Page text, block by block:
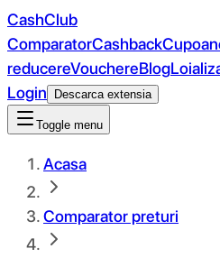
CashClub
ComparatorCashback
reducereVouchereBlog
Login
Descarca extensia
Toggle menu
Acasa
Comparator preturi